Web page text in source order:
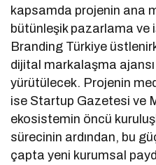
kapsamda projenin ana
bütünleşik pazarlama
Branding Türkiye
dijital markalaşma
yürütülecek. Projenin
ise Startup Gazetesi ve
ekosistemin öncü
sürecinin ardından, bu
çapta yeni kurumsal